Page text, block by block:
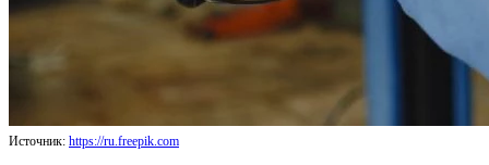
Источник: https://ru.freepik.com